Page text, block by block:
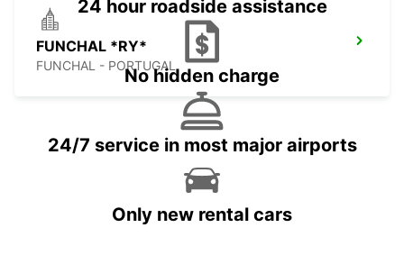
FUNCHAL *RY*
FUNCHAL - PORTUGAL
24 hour roadside assistance
No hidden charge
24/7 service in most major airports
Only new rental cars